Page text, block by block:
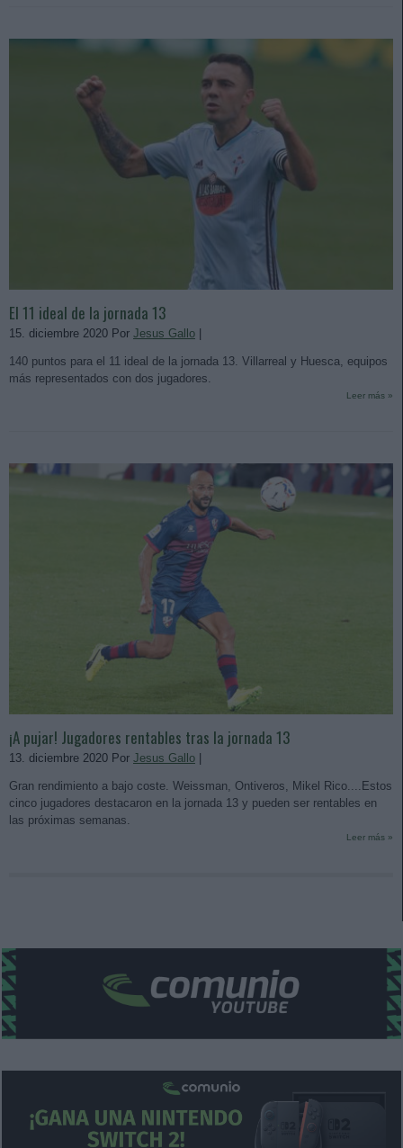
El 11 ideal de la jornada 13
15. diciembre 2020 Por Jesus Gallo
140 puntos para el 11 ideal de la jornada 13. Villarreal y Huesca, equipos
más representados con dos jugadores.
Leer más »
¡A pujar! Jugadores rentables tras la jornada 13
13. diciembre 2020 Por Jesus Gallo
Gran rendimiento a bajo coste. Weissman, Ontiveros, Mikel Rico....Estos
cinco jugadores destacaron en la jornada 13 y pueden ser rentables en
las próximas semanas.
Leer más »